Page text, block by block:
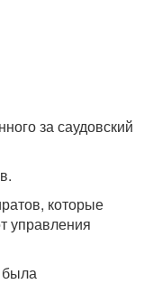
за саудовский
которые
управления
была